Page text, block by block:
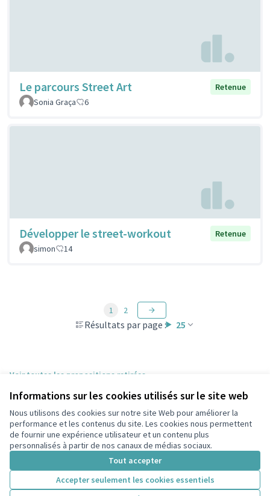
Informations sur les cookies utilisés sur le site web
Nous utilisons des cookies sur notre site Web pour améliorer la
performance et les contenus du site. Les cookies nous permettent
de fournir une expérience utilisateur et un contenu plus
personnalisés à partir de nos canaux de médias sociaux.
Tout accepter
Accepter seulement les cookies essentiels
Le parcours Street Art
Retenue
Sonia Graça
6
Développer le street-workout
Retenue
simon
14
Résultats par page : 25
1 2
Voir toutes les propositions retirées
Conditions d'utilisation
Paramètres des cookies
participons.colombes.fr sur Facebook
(Lien externe)
Licence
(Lien